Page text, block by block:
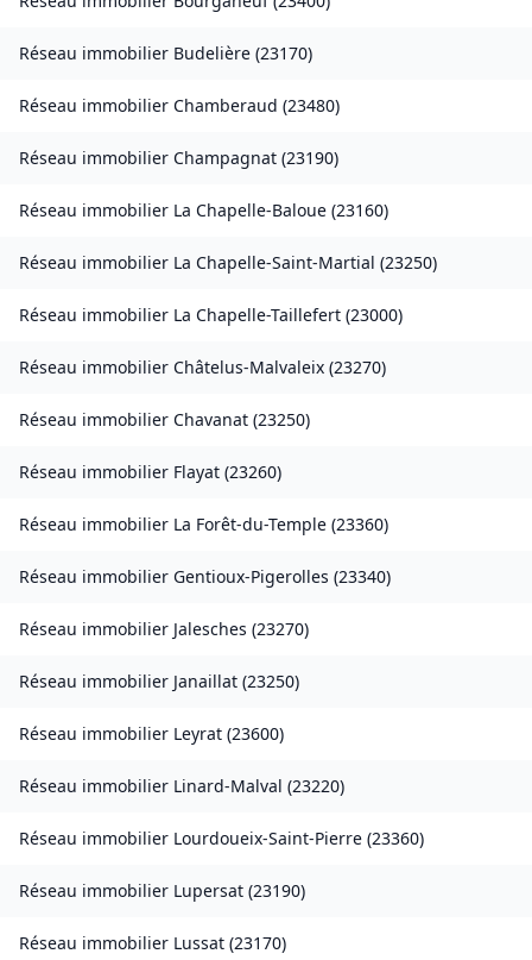
Réseau immobilier Budelière (23170)
Réseau immobilier Chamberaud (23480)
Réseau immobilier Champagnat (23190)
Réseau immobilier La Chapelle-Baloue (23160)
Réseau immobilier La Chapelle-Saint-Martial (23250)
Réseau immobilier La Chapelle-Taillefert (23000)
Réseau immobilier Châtelus-Malvaleix (23270)
Réseau immobilier Chavanat (23250)
Réseau immobilier Flayat (23260)
Réseau immobilier La Forêt-du-Temple (23360)
Réseau immobilier Gentioux-Pigerolles (23340)
Réseau immobilier Jalesches (23270)
Réseau immobilier Janaillat (23250)
Réseau immobilier Leyrat (23600)
Réseau immobilier Linard-Malval (23220)
Réseau immobilier Lourdoueix-Saint-Pierre (23360)
Réseau immobilier Lupersat (23190)
Réseau immobilier Lussat (23170)